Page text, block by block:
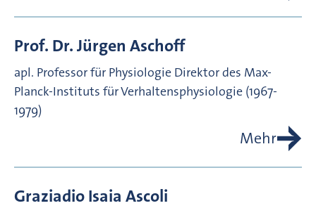
Prof. Dr.Jürgen Aschoff
apl. Professor für Physiologie Direktor des Max-
Planck-Instituts für Verhaltensphysiologie (1967-
1979)
Mehr
Graziadio Isaia Ascoli